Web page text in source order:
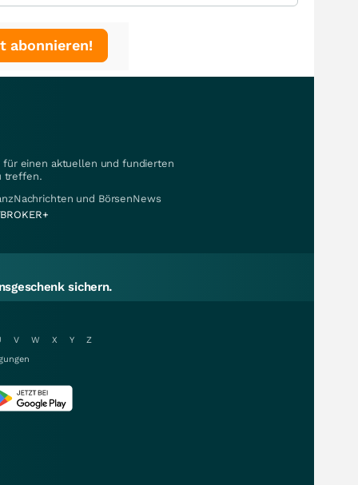
abonnieren!
für einen aktuellen und fundierten
treffen.
und BörsenNews
sichern.
V W X Y
Z